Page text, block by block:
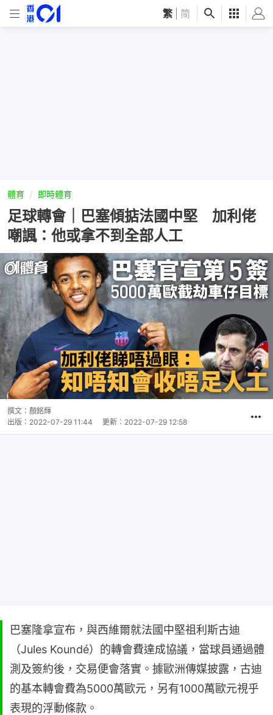
繁 简
體育 即時體育
足球轉會｜巴塞傾掂法國中堅 加利佬
嘲諷：他或拿不到全部人工
撰文： 顏銘輝
出版： 2022-07-29 11:44 更新： 2022-07-29 12:58
巴塞隆拿宣布，與西維爾就法國中堅祖利斯古迪
（Jules Koundé）的轉會費達成協議，當球員通過體
測及簽約後，交易便會落實。據歐洲傳媒披露，古迪
的基本轉會費為5000萬歐元，另有1000萬歐元視乎
表現的浮動條款。